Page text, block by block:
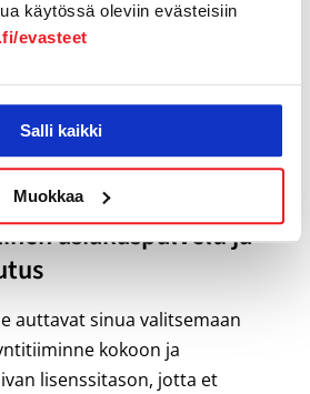
käytössä oleviin evästeisiin
evasteet
Salli kaikki
Muokkaa
asiakaspalvelu ja
auttavat sinua valitsemaan
kokoon ja
lisenssitason, jotta et